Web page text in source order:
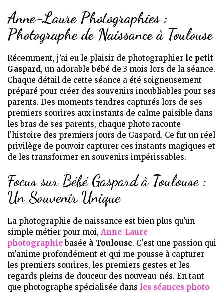
Anne-Laure Photographies :
Photographe de Naissance à Toulouse
Récemment, j’ai eu le plaisir de photographier le petit
Gaspard, un adorable bébé de 3 mois lors de la séance.
Chaque détail de cette séance a été soigneusement
préparé pour créer des souvenirs inoubliables pour ses
parents. Des moments tendres capturés lors de ses
premiers sourires aux instants de calme paisible dans
les bras de ses parents, chaque photo raconte
l'histoire des premiers jours de Gaspard. Ce fut un réel
privilège de pouvoir capturer ces instants magiques et
de les transformer en souvenirs impérissables.
Focus sur Bébé Gaspard à Toulouse :
Un Souvenir Unique
La photographie de naissance est bien plus qu'un
simple métier pour moi, Anne-Laure
photographiebasée à Toulouse. C'est une passion qui
m'anime profondément et qui me pousse à capturer
les premiers sourires, les premiers gestes et les
regards pleins de douceur des nouveau-nés. En tant
que photographe spécialisée dans les séances photo